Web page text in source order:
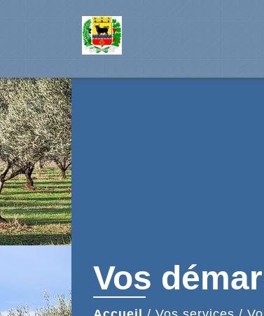
Vos